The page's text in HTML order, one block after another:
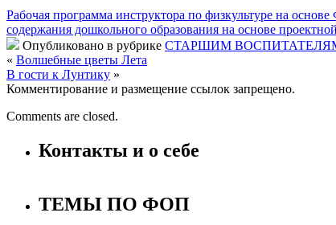
Рабочая программа инструктора по физкультуре на
содержания дошкольного образования на основе
Опубликовано в рубрике СТАРШИМ
« Волшебные цветы Лета
В гости к Лунтику »
Комментирование и размещение ссылок запрещено.
Comments are closed.
Контакты и о себе
ТЕМЫ ПО ФОП